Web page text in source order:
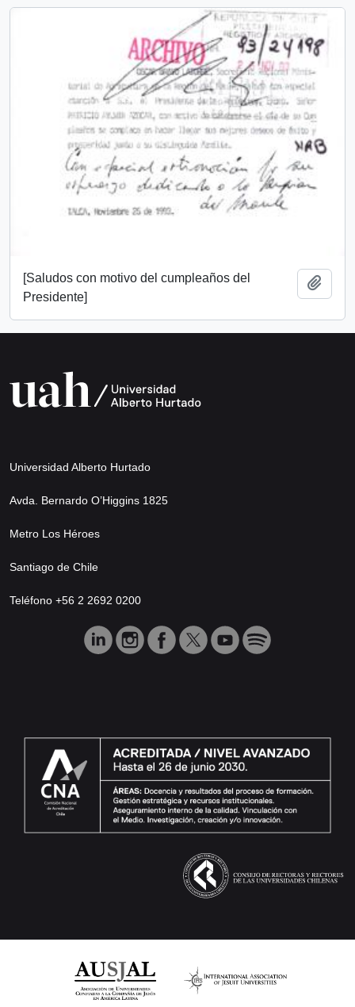
[Saludos con motivo del cumpleaños del
Presidente]
Universidad Alberto Hurtado
Avda. Bernardo O’Higgins 1825
Metro Los Héroes
Santiago de Chile
Teléfono +56 2 2692 0200